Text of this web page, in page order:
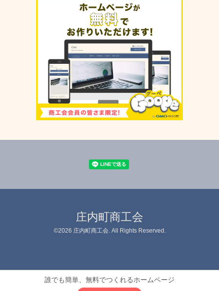
庄内町商工会
©2026 庄内町商工会. All Rights Reserved.
誰でも簡単、無料でつくれるホームページ